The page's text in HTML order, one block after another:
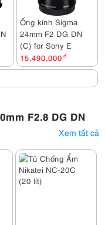
Ống kính Sigma
24mm F2 DG DN
(C) for Sony E
15,490,000 đ
F2.8 DG DN
Xem tất cả